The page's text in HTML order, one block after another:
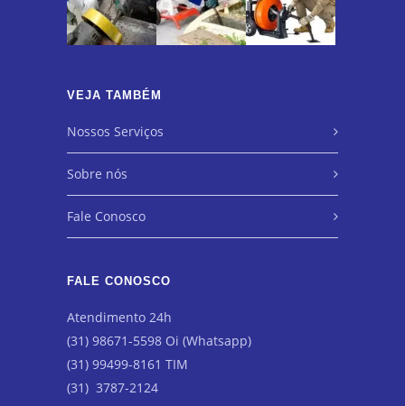
VEJA TAMBÉM
Nossos Serviços
Sobre nós
Fale Conosco
FALE CONOSCO
Atendimento 24h
(31) 98671-5598 Oi (Whatsapp)
(31) 99499-8161 TIM
(31) 3787-2124